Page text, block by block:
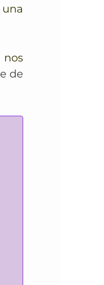
nos
de